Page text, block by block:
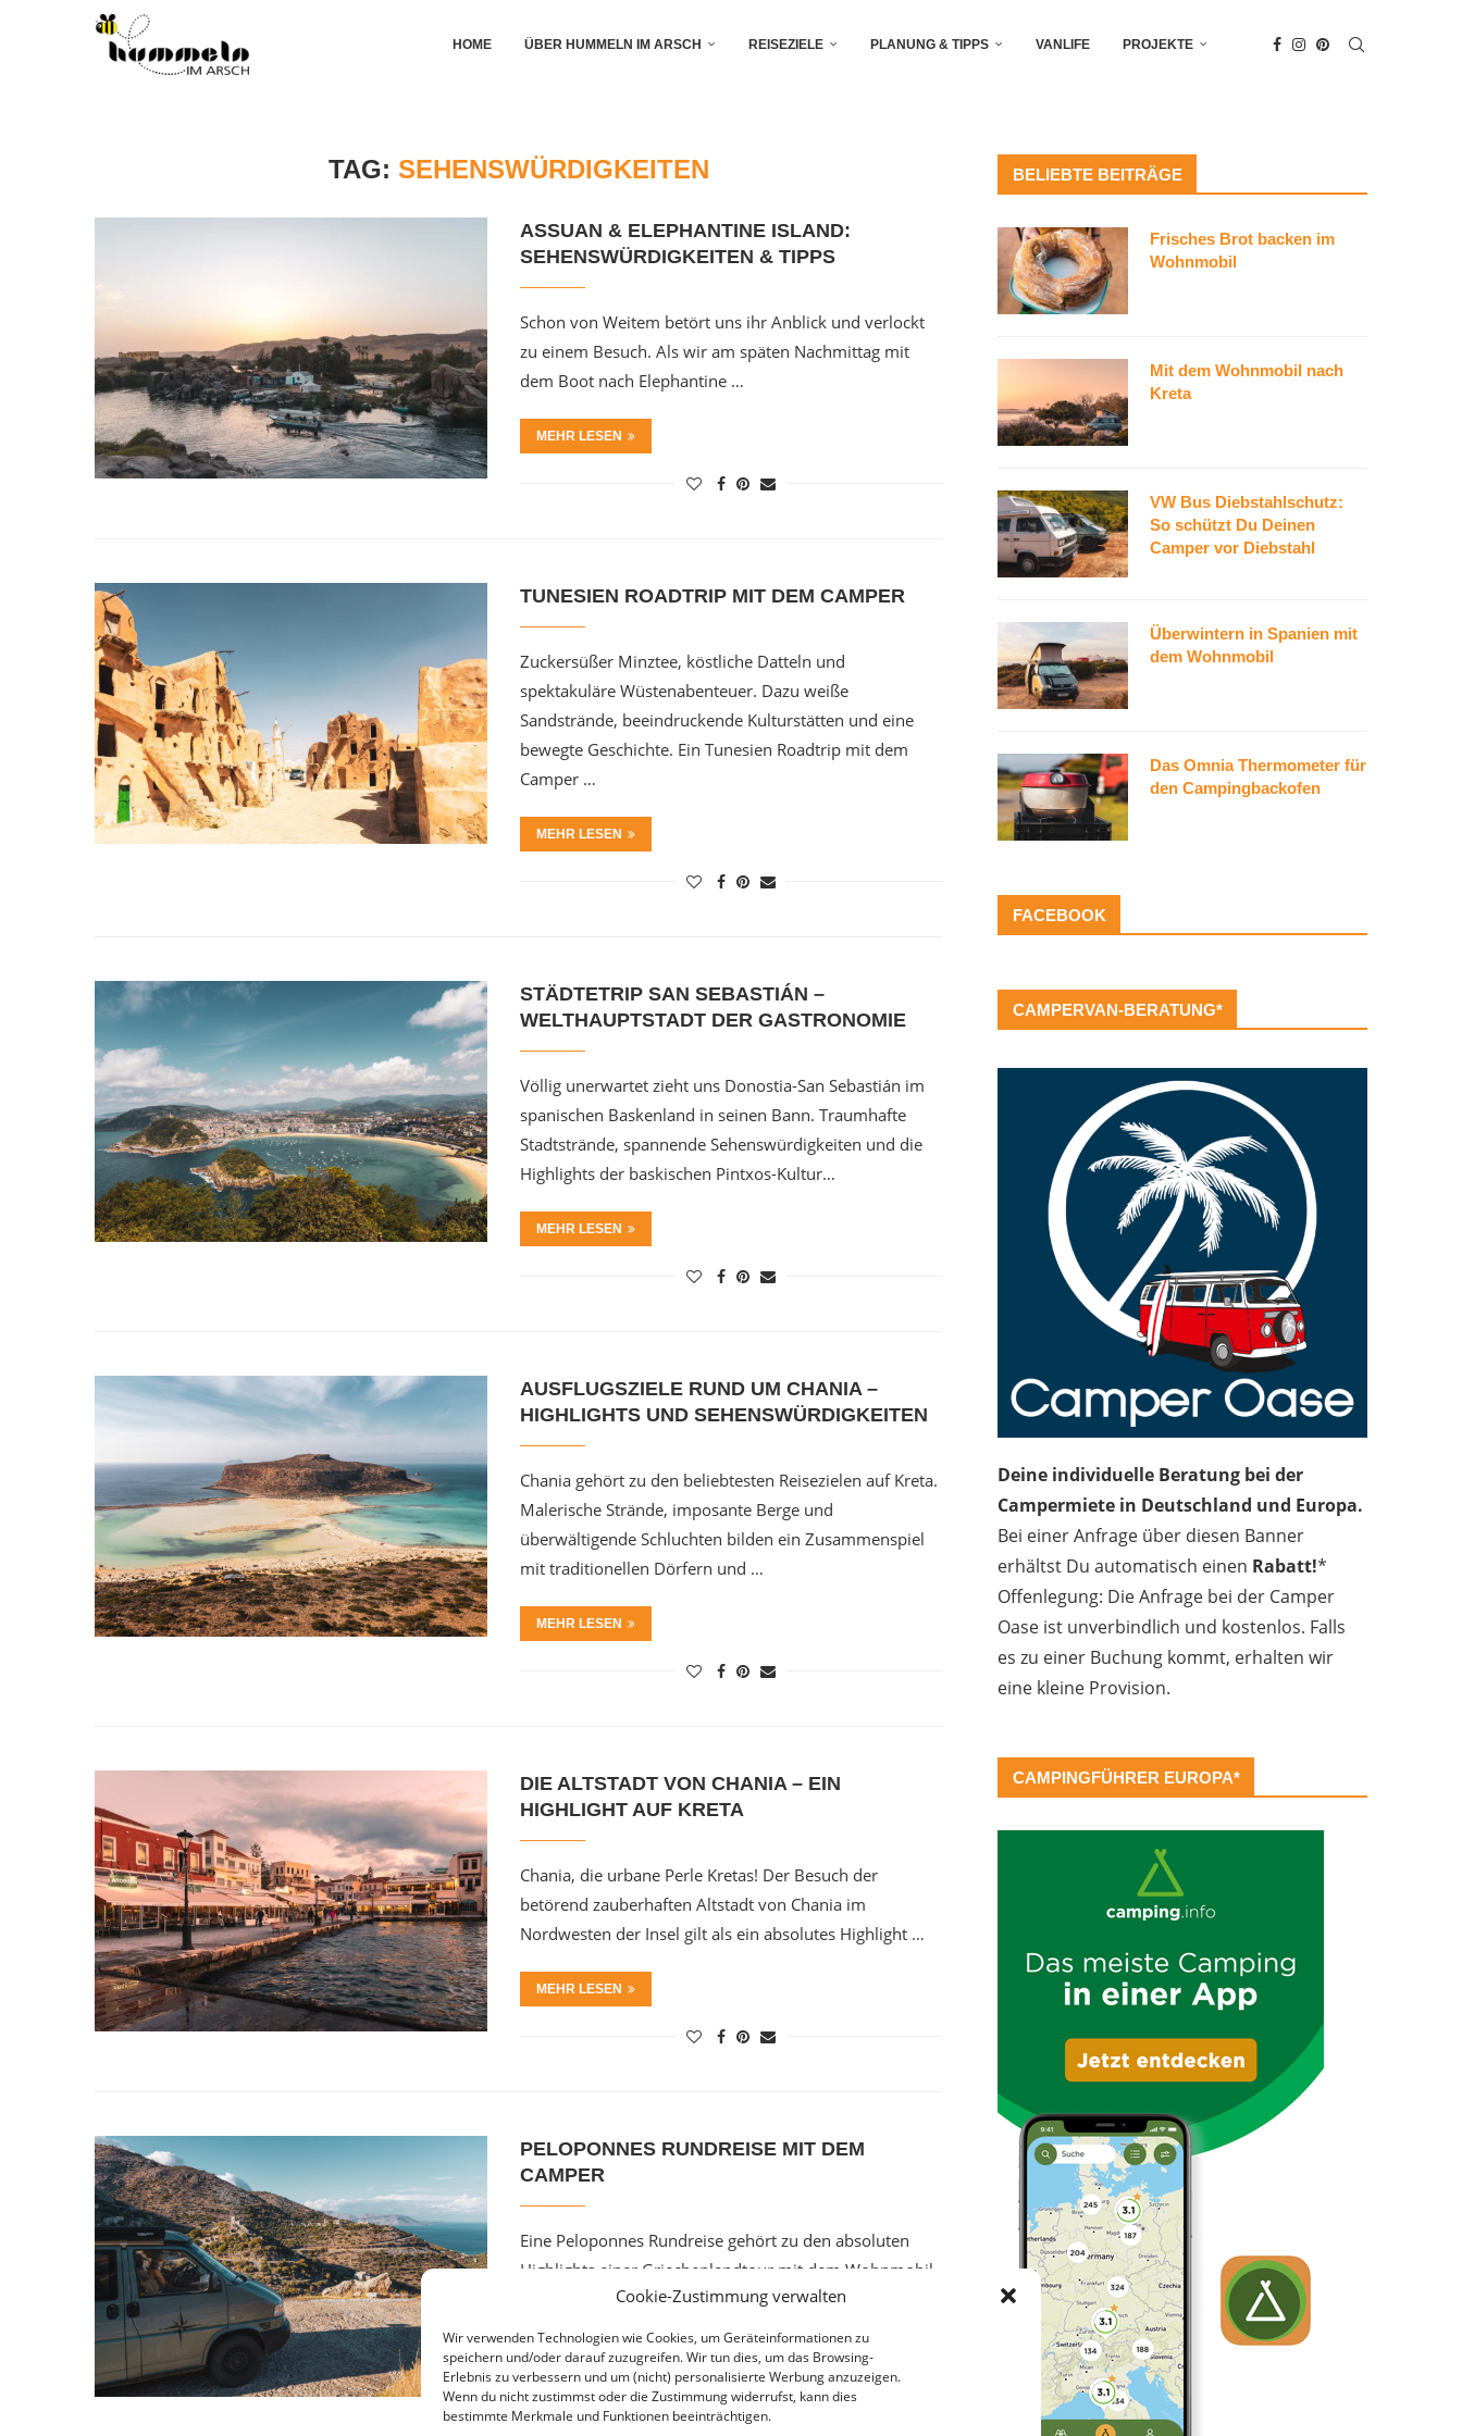
Cookie-Zustimmung verwalten
Wir verwenden Technologien wie Cookies, um Geräteinformationen zu
speichern und/oder darauf zuzugreifen. Wir tun dies, um das Browsing-
Erlebnis zu verbessern und um (nicht) personalisierte Werbung anzuzeigen.
Wenn du nicht zustimmst oder die Zustimmung widerrufst, kann dies
bestimmte Merkmale und Funktionen beeinträchtigen.
HOME ÜBER HUMMELN IM ARSCH REISEZIELE PLANUNG & TIPPS VANLIFE PROJEKTE
TAG: SEHENSWÜRDIGKEITEN
ASSUAN & ELEPHANTINE ISLAND:
SEHENSWÜRDIGKEITEN & TIPPS
Schon von Weitem betört uns ihr Anblick und verlockt
zu einem Besuch. Als wir am späten Nachmittag mit
dem Boot nach Elephantine …
MEHR LESEN
TUNESIEN ROADTRIP MIT DEM CAMPER
Zuckersüßer Minztee, köstliche Datteln und
spektakuläre Wüstenabenteuer. Dazu weiße
Sandstrände, beeindruckende Kulturstätten und eine
bewegte Geschichte. Ein Tunesien Roadtrip mit dem
Camper …
MEHR LESEN
STÄDTETRIP SAN SEBASTIÁN –
WELTHAUPTSTADT DER GASTRONOMIE
Völlig unerwartet zieht uns Donostia-San Sebastián im
spanischen Baskenland in seinen Bann. Traumhafte
Stadtstrände, spannende Sehenswürdigkeiten und die
Highlights der baskischen Pintxos-Kultur…
MEHR LESEN
AUSFLUGSZIELE RUND UM CHANIA –
HIGHLIGHTS UND SEHENSWÜRDIGKEITEN
Chania gehört zu den beliebtesten Reisezielen auf Kreta.
Malerische Strände, imposante Berge und
überwältigende Schluchten bilden ein Zusammenspiel
mit traditionellen Dörfern und …
MEHR LESEN
DIE ALTSTADT VON CHANIA – EIN
HIGHLIGHT AUF KRETA
Chania, die urbane Perle Kretas! Der Besuch der
betörend zauberhaften Altstadt von Chania im
Nordwesten der Insel gilt als ein absolutes Highlight …
MEHR LESEN
PELOPONNES RUNDREISE MIT DEM
CAMPER
Eine Peloponnes Rundreise gehört zu den absoluten
Highlights einer Griechenlandtour mit dem Wohnmobil.
Die Peloponnes Halbinsel im Süden des griechischen
Festlands bietet …
MEHR LESEN
BELIEBTE BEITRÄGE
Frisches Brot backen im
Wohnmobil
Mit dem Wohnmobil nach
Kreta
VW Bus Diebstahlschutz:
So schützt Du Deinen
Camper vor Diebstahl
Überwintern in Spanien mit
dem Wohnmobil
Das Omnia Thermometer für
den Campingbackofen
FACEBOOK
CAMPERVAN-BERATUNG*
Deine individuelle Beratung bei der
Campermiete in Deutschland und Europa.
Bei einer Anfrage über diesen Banner
erhältst Du automatisch einen Rabatt!*
Offenlegung: Die Anfrage bei der Camper
Oase ist unverbindlich und kostenlos. Falls
es zu einer Buchung kommt, erhalten wir
eine kleine Provision.
CAMPINGFÜHRER EUROPA*